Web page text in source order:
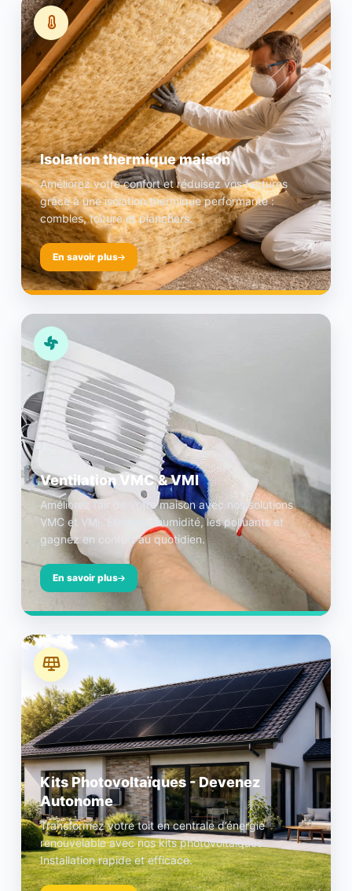
Isolation thermique maison
Améliorez votre confort et réduisez vos factures
grâce à une isolation thermique performante :
combles, toiture et planchers.
En savoir plus
Ventilation VMC & VMI
Améliorez l’air de votre maison avec nos solutions
VMC et VMI. Éliminez l’humidité, les polluants et
gagnez en confort au quotidien.
En savoir plus
Kits Photovoltaïques - Devenez
Autonome
Transformez votre toit en centrale d’énergie
renouvelable avec nos kits photovoltaïques.
Installation rapide et efficace.